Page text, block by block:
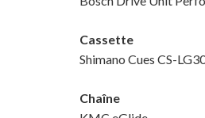
Cassette
Shimano Cues CS-
Chaîne